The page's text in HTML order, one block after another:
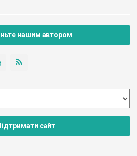
нашим автором
сайт